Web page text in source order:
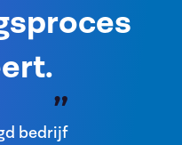
bedrijf